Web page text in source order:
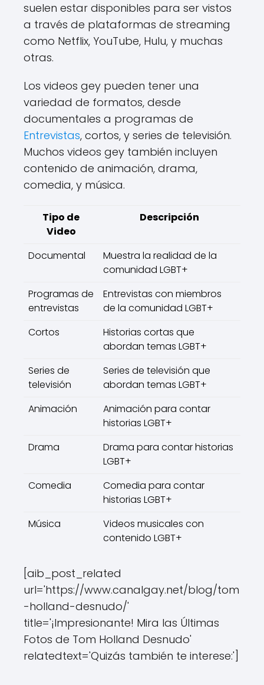
suelen estar disponibles para ser vistos
a través de plataformas de streaming
como Netflix, YouTube, Hulu, y muchas
otras.
Los videos gey pueden tener una
variedad de formatos, desde
documentales a programas de
Entrevistas, cortos, y series de televisión.
Muchos videos gey también incluyen
contenido de animación, drama,
comedia, y música.
Tipo de
Video
Descripción
Documental
Muestra la realidad de la
comunidad LGBT+
Programas de
entrevistas
Entrevistas con miembros
de la comunidad LGBT+
Cortos
Historias cortas que
abordan temas LGBT+
Series de
televisión
Series de televisión que
abordan temas LGBT+
Animación
Animación para contar
historias LGBT+
Drama
Drama para contar historias
LGBT+
Comedia
Comedia para contar
historias LGBT+
Música
Videos musicales con
contenido LGBT+
[aib_post_related
url='https://www.canalgay.net/blog/tom
-holland-desnudo/'
title='¡Impresionante! Mira las Últimas
Fotos de Tom Holland Desnudo'
relatedtext='Quizás también te interese:']